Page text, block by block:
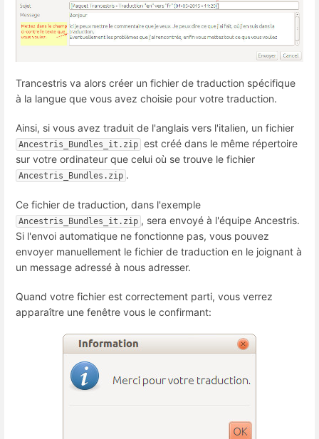
Trancestris va alors créer un fichier de traduction spécifique
à la langue que vous avez choisie pour votre traduction.
Ainsi, si vous avez traduit de l'anglais vers l'italien, un fichier
Ancestris_Bundles_it.zip est créé dans le même répertoire
sur votre ordinateur que celui où se trouve le fichier
Ancestris_Bundles.zip .
Ce fichier de traduction, dans l'exemple
Ancestris_Bundles_it.zip , sera envoyé à l'équipe Ancestris.
Si l'envoi automatique ne fonctionne pas, vous pouvez
envoyer manuellement le fichier de traduction en le joignant à
un message adressé à nous adresser.
Quand votre fichier est correctement parti, vous verrez
apparaître une fenêtre vous le confirmant: